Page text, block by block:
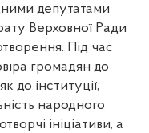
депутатами
Верховної Ради
Під час
громадян до
до інституції,
народного
ініціативи, а